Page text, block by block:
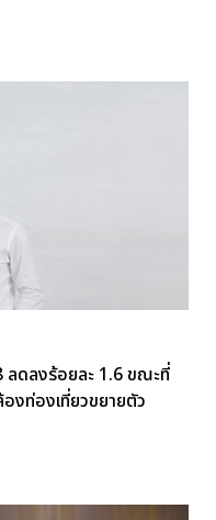
ลดลงร้อยละ 1.6 ขณะที่
งท่องเที่ยวขยายตัว